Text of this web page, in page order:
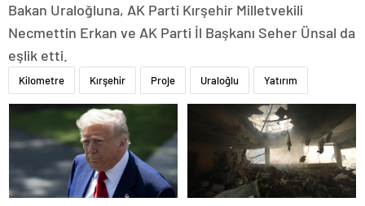
Bakan Uraloğluna, AK Parti Kırşehir Milletvekili
Necmettin Erkan ve AK Parti İl Başkanı Seher Ünsal da
eşlik etti.
Kilometre Kırşehir Proje Uraloğlu Yatırım